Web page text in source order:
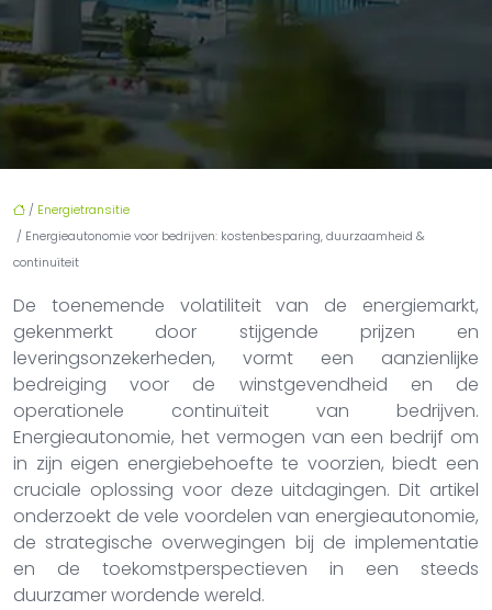
/ Energietransitie
/ Energieautonomie voor bedrijven: kostenbesparing, duurzaamheid &
continuïteit
De toenemende volatiliteit van de energiemarkt,
gekenmerkt door stijgende prijzen en
leveringsonzekerheden, vormt een aanzienlijke
bedreiging voor de winstgevendheid en de
operationele continuïteit van bedrijven.
Energieautonomie, het vermogen van een bedrijf om
in zijn eigen energiebehoefte te voorzien, biedt een
cruciale oplossing voor deze uitdagingen. Dit artikel
onderzoekt de vele voordelen van energieautonomie,
de strategische overwegingen bij de implementatie
en de toekomstperspectieven in een steeds
duurzamer wordende wereld.